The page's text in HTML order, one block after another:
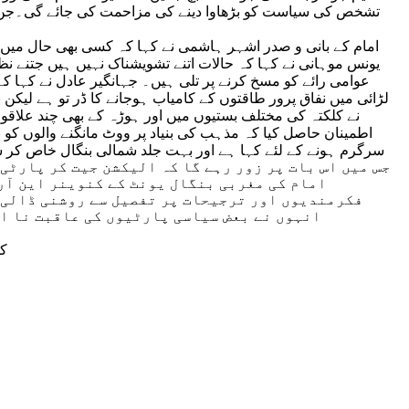
تشخص کی سیاست کو بڑھاوا دینے کی مزاحمت کی جائے گی۔جن
امام کے بانی و صدر اشہر ہاشمی نے کہا کہ کسی بھی حال
یونس موہانی نے کہا کہ حالات اتنے تشویشناک نہیں ہیں جتنے
عوامی رائے کو مسخ کرنے پر تلی ہیں۔ جہانگیر عادل نے
لڑائی میں نفاق پرور طاقتوں کے کامیاب ہوجانے کا ڈر تو ہے
نے کلکتہ کی مختلف بستیوں میں اور ہوڑہ کے بھی چند
اطمینان حاصل کیا کہ مذہب کی بنیاد پر ووٹ مانگنے
جس میں اس بات پر زور رہے گا کہ الیکشن جیت کر
امام کی مغربی بنگال یونٹ کے کنوینر این
فکرمندیوں اور ترجیحات پر تفصیل سے روشنی
انہوں نے بعض سیاسی پارٹیوں کی عاقبت نا